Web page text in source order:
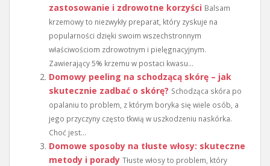
zastosowanie i zdrowotne korzyści Balsam
krzemowy to niezwykły preparat, który zyskuje na
popularności dzięki swoim wszechstronnym
właściwościom zdrowotnym i pielęgnacyjnym.
Zawierający 5% krzemu w postaci kwasu...
Domowy peeling na schodzącą skórę – jak
skutecznie zadbać o skórę? Schodząca skóra po
opalaniu to problem, z którym boryka się wiele osób, a
jego przyczyny często tkwią w uszkodzeniu naskórka.
Choć jest...
Domowe sposoby na tłuste włosy: skuteczne
metody i porady Tłuste włosy to problem, który